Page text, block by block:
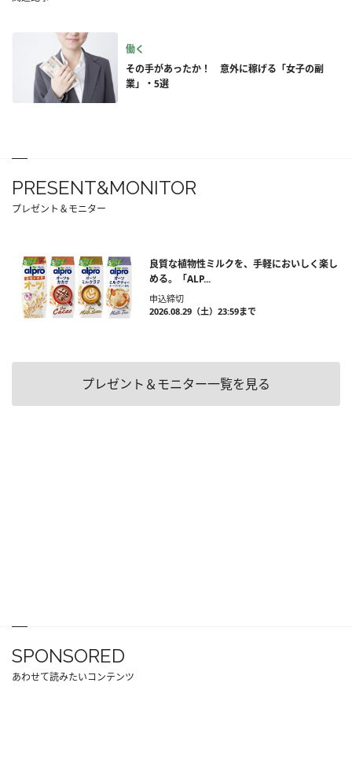
働く
その手があったか！ 意外に稼げる「女子の副
業」・5選
PRESENT&MONITOR
プレゼント＆モニター
良質な植物性ミルクを、手軽においしく楽し
める。「ALP...
申込締切
2026.08.29（土）23:59まで
プレゼント＆モニター一覧を見る
SPONSORED
あわせて読みたいコンテンツ